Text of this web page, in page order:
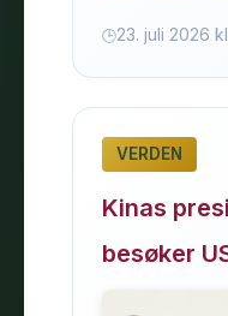
23. juli 2026
VERDEN
Kinas
besøker